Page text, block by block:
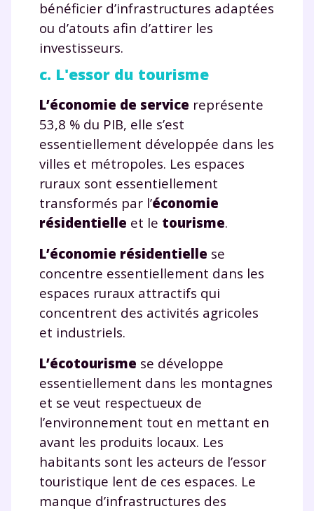
bénéficier d’infrastructures adaptées
ou d’atouts afin d’attirer les
investisseurs.
c. L'essor du tourisme
L’économie de service représente
53,8 % du PIB, elle s’est
essentiellement développée dans les
villes et métropoles. Les espaces
ruraux sont essentiellement
transformés par l’économie
résidentielle et le tourisme.
L’économie résidentielle se
concentre essentiellement dans les
espaces ruraux attractifs qui
concentrent des activités agricoles
et industriels.
L’écotourisme se développe
essentiellement dans les montagnes
et se veut respectueux de
l’environnement tout en mettant en
avant les produits locaux. Les
habitants sont les acteurs de l’essor
touristique lent de ces espaces. Le
manque d’infrastructures des